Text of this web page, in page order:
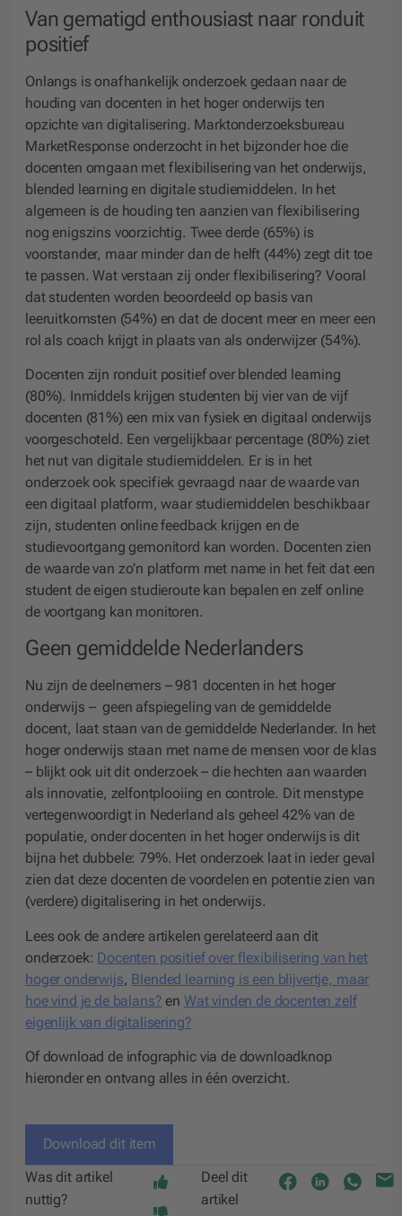
Van gematigd enthousiast naar ronduit
positief
Onlangs is onafhankelijk onderzoek gedaan naar de
houding van docenten in het hoger onderwijs ten
opzichte van digitalisering. Marktonderzoeksbureau
MarketResponse onderzocht in het bijzonder hoe die
docenten omgaan met flexibilisering van het onderwijs,
blended learning en digitale studiemiddelen. In het
algemeen is de houding ten aanzien van flexibilisering
nog enigszins voorzichtig. Twee derde (65%) is
voorstander, maar minder dan de helft (44%) zegt dit toe
te passen. Wat verstaan zij onder flexibilisering? Vooral
dat studenten worden beoordeeld op basis van
leeruitkomsten (54%) en dat de docent meer en meer een
rol als coach krijgt in plaats van als onderwijzer (54%).
Docenten zijn ronduit positief over blended learning
(80%). Inmiddels krijgen studenten bij vier van de vijf
docenten (81%) een mix van fysiek en digitaal onderwijs
voorgeschoteld. Een vergelijkbaar percentage (80%) ziet
het nut van digitale studiemiddelen. Er is in het
onderzoek ook specifiek gevraagd naar de waarde van
een digitaal platform, waar studiemiddelen beschikbaar
zijn, studenten online feedback krijgen en de
studievoortgang gemonitord kan worden. Docenten zien
de waarde van zo’n platform met name in het feit dat een
student de eigen studieroute kan bepalen en zelf online
de voortgang kan monitoren.
Geen gemiddelde Nederlanders
Nu zijn de deelnemers – 981 docenten in het hoger
onderwijs – geen afspiegeling van de gemiddelde
docent, laat staan van de gemiddelde Nederlander. In het
hoger onderwijs staan met name de mensen voor de klas
– blijkt ook uit dit onderzoek – die hechten aan waarden
als innovatie, zelfontplooiing en controle. Dit menstype
vertegenwoordigt in Nederland als geheel 42% van de
populatie, onder docenten in het hoger onderwijs is dit
bijna het dubbele: 79%. Het onderzoek laat in ieder geval
zien dat deze docenten de voordelen en potentie zien van
(verdere) digitalisering in het onderwijs.
Lees ook de andere artikelen gerelateerd aan dit
onderzoek: Docenten positief over flexibilisering van het
hoger onderwijs, Blended learning is een blijvertje, maar
hoe vind je de balans? en Wat vinden de docenten zelf
eigenlijk van digitalisering?
Of download de infographicvia de downloadknop
hieronder en ontvang alles in één overzicht.
Download dit item
Was dit artikel
nuttig?
Deel dit
artikel